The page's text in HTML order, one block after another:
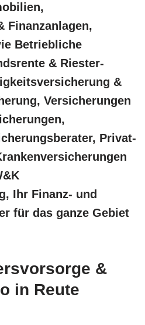
Finanzanlagen,
Betriebliche
& Riester-
&
Versicherungen
Privat-
Ihr Finanz- und
für das ganze Gebiet
&
in Reute